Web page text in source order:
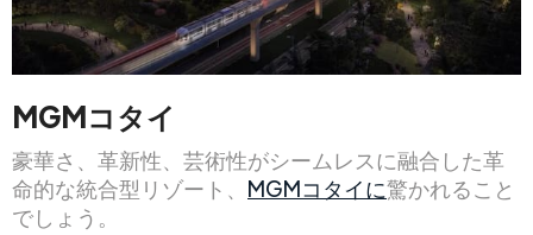
MGMコタイ
豪華さ、革新性、芸術性がシームレスに融合した革
命的な統合型リゾート、 MGMコタイに驚かれること
でしょう。